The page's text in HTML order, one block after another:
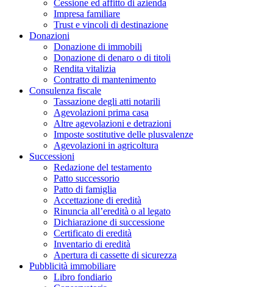
Cessione ed affitto di azienda
Impresa familiare
Trust e vincoli di destinazione
Donazioni
Donazione di immobili
Donazione di denaro o di titoli
Rendita vitalizia
Contratto di mantenimento
Consulenza fiscale
Tassazione degli atti notarili
Agevolazioni prima casa
Altre agevolazioni e detrazioni
Imposte sostitutive delle plusvalenze
Agevolazioni in agricoltura
Successioni
Redazione del testamento
Patto successorio
Patto di famiglia
Accettazione di eredità
Rinuncia all’eredità o al legato
Dichiarazione di successione
Certificato di eredità
Inventario di eredità
Apertura di cassette di sicurezza
Pubblicità immobiliare
Libro fondiario